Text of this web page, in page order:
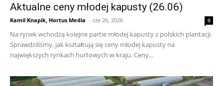
Aktualne ceny młodej kapusty (26.06)
Kamil Knapik, Hortus Media - cze 26, 2026 0
Na rynek wchodzą kolejne partie młodej kapusty z polskich plantacji.
Sprawdziliśmy, jak kształtują się ceny młodej kapusty na
największych rynkach hurtowych w kraju. Ceny...